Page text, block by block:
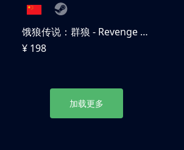
饿狼传说：群狼 - Revenge Edition
¥ 198
加载更多